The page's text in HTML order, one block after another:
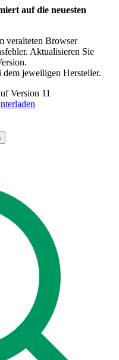
auf die neuesten
veralteten Browser
Aktualisieren Sie
jeweiligen Hersteller.
Version 11